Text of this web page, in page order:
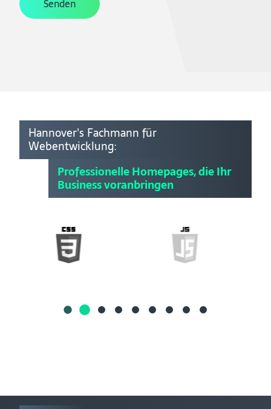
Senden
Hannover's Fachmann für
Webentwicklung:
Professionelle Homepages, die Ihr
Business voranbringen